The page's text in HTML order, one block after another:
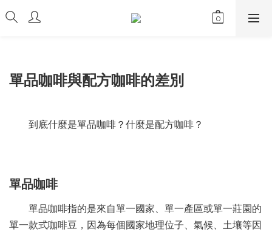
單品咖啡與配方咖啡的差別
到底什麼是單品咖啡？什麼是配方咖啡？
單品咖啡
單品咖啡指的是來自單一國家、單一產區或單一莊園的
單一款式咖啡豆，因為每個國家地理位子、氣候、土壤等因